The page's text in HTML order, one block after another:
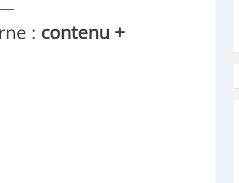
: contenu +